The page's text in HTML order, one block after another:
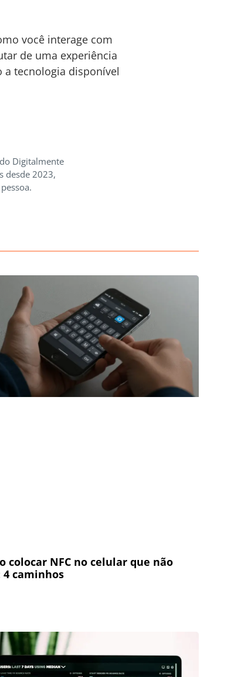
você interage com
de uma experiência
a tecnologia disponível
Digitalmente
desde 2023,
colocar NFC no celular que não
caminhos